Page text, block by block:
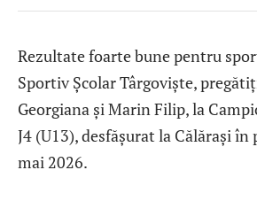
Rezultate foarte bune pentru
Sportiv Școlar Târgoviște,
Georgiana și Marin Filip, la
J4 (U13), desfășurat la Călărași în
mai 2026.